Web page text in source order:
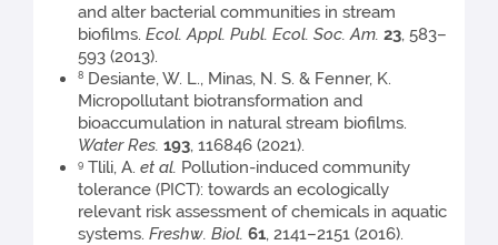
and alter bacterial communities in stream
biofilms. Ecol. Appl. Publ. Ecol. Soc. Am. 23, 583–
593 (2013).
8 Desiante, W. L., Minas, N. S. & Fenner, K.
Micropollutant biotransformation and
bioaccumulation in natural stream biofilms.
Water Res. 193, 116846 (2021).
9 Tlili, A. et al. Pollution-induced community
tolerance (PICT): towards an ecologically
relevant risk assessment of chemicals in aquatic
systems. Freshw. Biol. 61, 2141–2151 (2016).